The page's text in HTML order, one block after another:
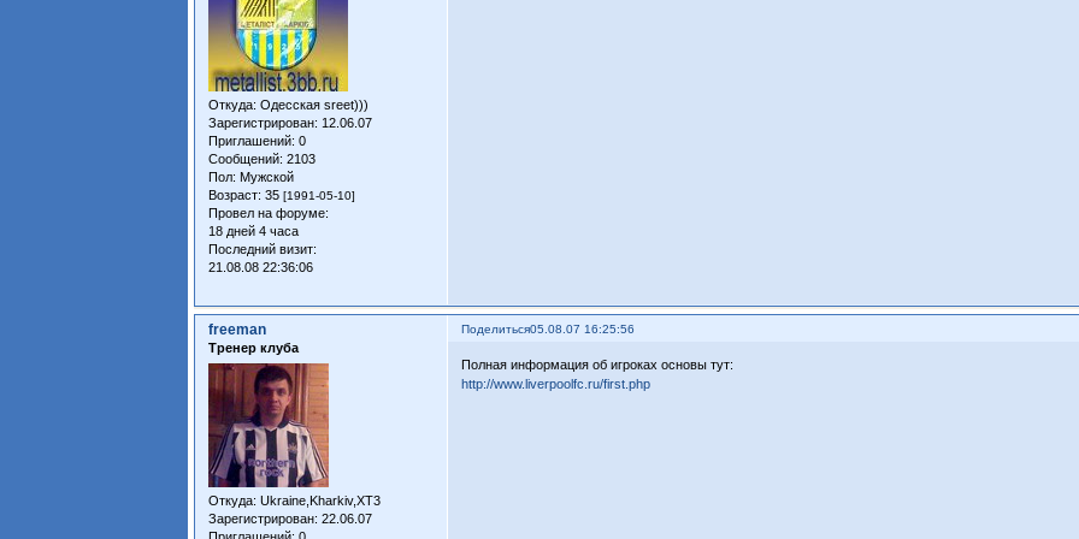
Откуда: Одесская sreet)))
Зарегистрирован: 12.06.07
Приглашений: 0
Сообщений: 2103
Пол: Мужской
Возраст: 35[1991-05-10]
Провел на форуме:
18 дней 4 часа
Последний визит:
21.08.08 22:36:06
Поделиться05.08.07 16:25:56
freeman
Тренер клуба
Откуда: Ukraine,Kharkiv,XT3
Зарегистрирован: 22.06.07
Полная информация об игроках основы тут:
http://www.liverpoolfc.ru/first.php